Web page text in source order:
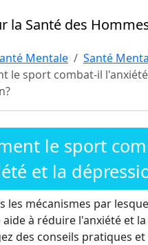
la Santé des
Mentale
Santé
le sport combat-il
le sport
et la
les mécanismes par
aide à réduire l'anxiété et
des conseils pratiques et